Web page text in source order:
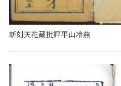
新刻天花藏批評平山冷燕